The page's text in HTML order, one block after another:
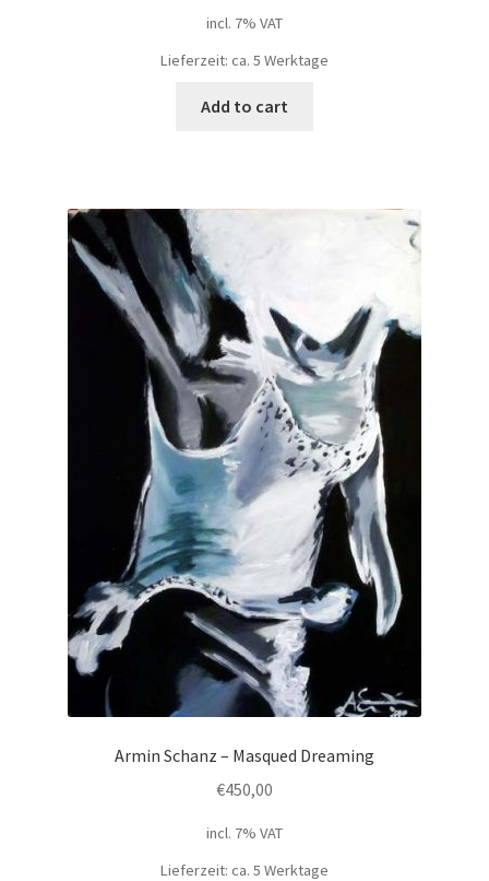
incl. 7% VAT
Lieferzeit: ca. 5 Werktage
Add to cart
Armin Schanz – Masqued Dreaming
€450,00
incl. 7% VAT
Lieferzeit: ca. 5 Werktage